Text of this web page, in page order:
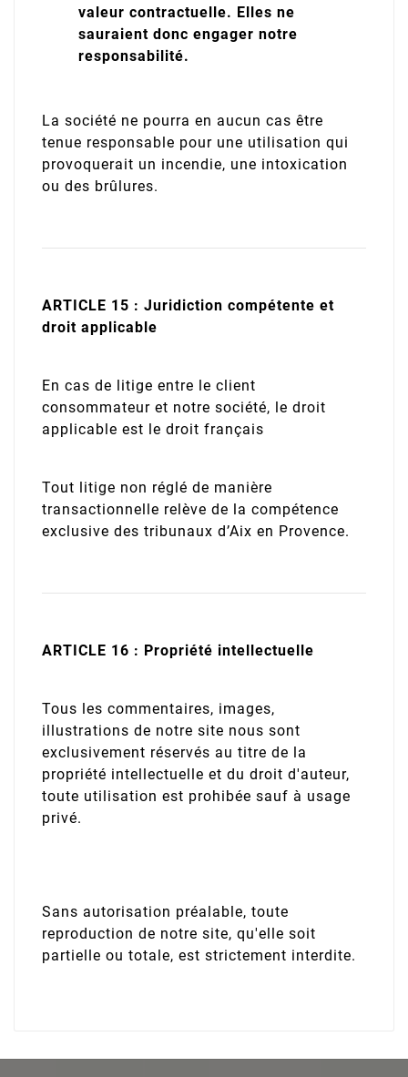
valeur contractuelle. Elles ne
sauraient donc engager notre
responsabilité.
La société ne pourra en aucun cas être
tenue responsable pour une utilisation qui
provoquerait un incendie, une intoxication
ou des brûlures.
ARTICLE 15 : Juridiction compétente et
droit applicable
En cas de litige entre le client
consommateur et notre société, le droit
applicable est le droit français
Tout litige non réglé de manière
transactionnelle relève de la compétence
exclusive des tribunaux d’Aix en Provence.
ARTICLE 16 : Propriété intellectuelle
Tous les commentaires, images,
illustrations de notre site nous sont
exclusivement réservés au titre de la
propriété intellectuelle et du droit d'auteur,
toute utilisation est prohibée sauf à usage
privé.
Sans autorisation préalable, toute
reproduction de notre site, qu'elle soit
partielle ou totale, est strictement interdite.